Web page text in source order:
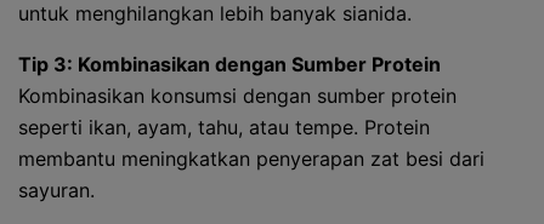
untuk menghilangkan lebih banyak sianida.
Tip 3: Kombinasikan dengan Sumber Protein
Kombinasikan konsumsi dengan sumber protein
seperti ikan, ayam, tahu, atau tempe. Protein
membantu meningkatkan penyerapan zat besi dari
sayuran.